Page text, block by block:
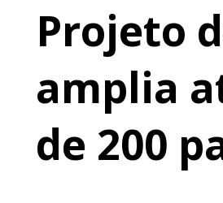
Projeto
amplia
de 200